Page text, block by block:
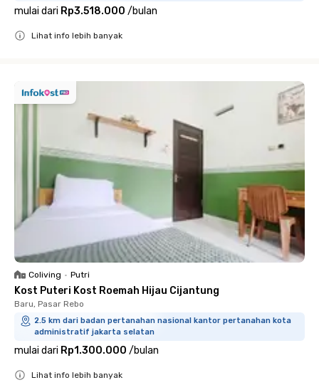
mulai dari Rp3.518.000 /bulan
Lihat info lebih banyak
Coliving • Putri
Kost Puteri Kost Roemah Hijau Cijantung
Baru, Pasar Rebo
2.5 km dari badan pertanahan nasional kantor pertanahan kota
administratif jakarta selatan
mulai dari Rp1.300.000 /bulan
Lihat info lebih banyak